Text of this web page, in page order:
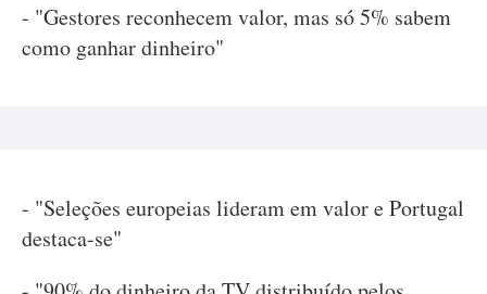
- "Gestores reconhecem valor, mas só 5% sabem
como ganhar dinheiro"
- "Seleções europeias lideram em valor e Portugal
destaca-se"